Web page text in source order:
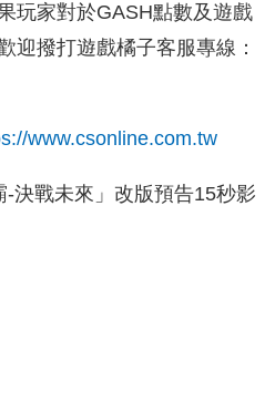
玩家對於GASH點數及遊戲
迎撥打遊戲橘子客服專線：
www.csonline.com.tw
決戰未來」改版預告15秒影